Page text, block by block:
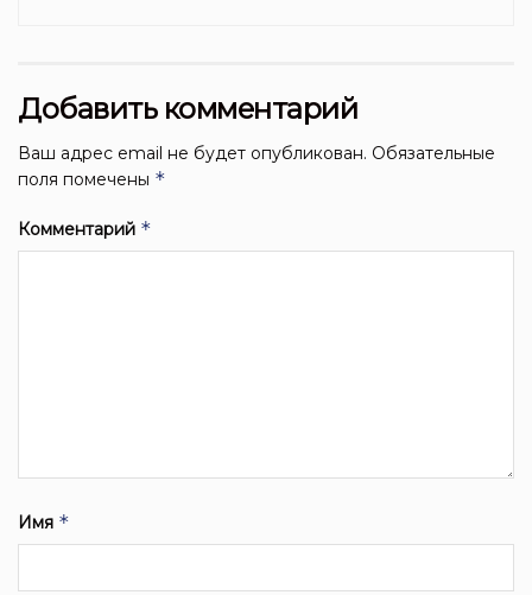
Добавить комментарий
Ваш адрес email не будет опубликован. Обязательные
поля помечены *
Комментарий *
Имя *